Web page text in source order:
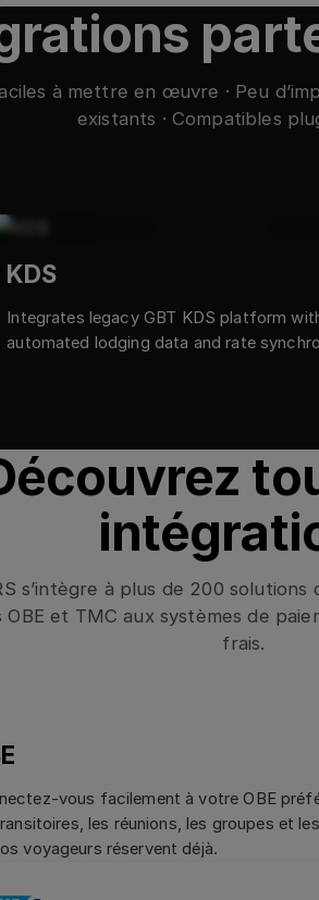
à mettre en œuvre · Peu
existants · Compatibles
KDS
Integrates legacy GBT KDS platform
automated lodging data and rate
s’intègre à plus de 200 solutions
OBE et TMC aux systèmes de
frais.
vous facilement à votre OBE
les réunions, les groupes et
voyageurs réservent déjà.